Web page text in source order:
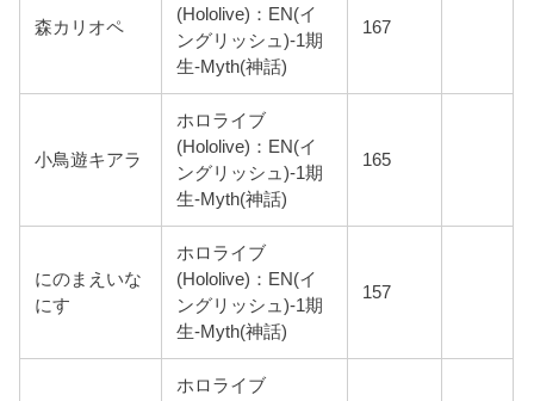
森カリオペ
(Hololive)：EN(イ
ングリッシュ)-1期
生-Myth(神話)
167
小鳥遊キアラ
ホロライブ
(Hololive)：EN(イ
ングリッシュ)-1期
生-Myth(神話)
165
にのまえいな
にす
ホロライブ
(Hololive)：EN(イ
ングリッシュ)-1期
生-Myth(神話)
157
ホロライブ